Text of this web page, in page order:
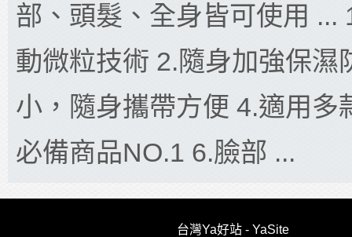
部、頭髮、全身皆可使用 ...
動微粒技術 2.隨身加強保濕
小，隨身攜帶方便 4.適用多
必備商品NO.1 6.臉部 ...
台灣Ya好站 - YaSite